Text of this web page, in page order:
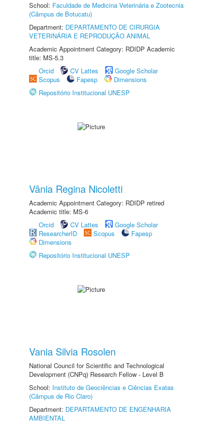
School: Faculdade de Medicina Veterinária e Zootecnia
(Câmpus de Botucatu)
Department: DEPARTAMENTO DE CIRURGIA
VETERINÁRIA E REPRODUÇÃO ANIMAL
Academic Appointment Category: RDIDP Academic
title: MS-5.3
Orcid
CV Lattes
Google Scholar
Scopus
Fapesp
Dimensions
Repositório Institucional UNESP
Vânia Regina Nicoletti
Academic Appointment Category: RDIDP retired
Academic title: MS-6
Orcid
CV Lattes
Google Scholar
ResearcherID
Scopus
Fapesp
Dimensions
Repositório Institucional UNESP
Vania Silvia Rosolen
National Council for Scientific and Technological
Development (CNPq) Research Fellow - Level B
School: Instituto de Geociências e Ciências Exatas
(Câmpus de Rio Claro)
Department: DEPARTAMENTO DE ENGENHARIA
AMBIENTAL